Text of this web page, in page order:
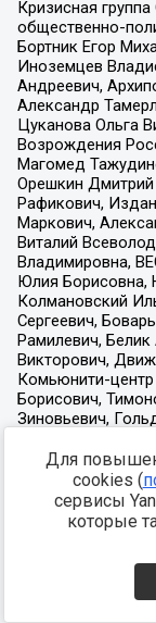
Для
cookies (
сервисы
которые